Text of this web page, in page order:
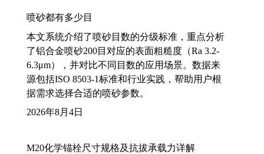
喷砂都有多少目
本文系统介绍了喷砂目数的分级标准，重点分析
了铝合金喷砂200目对应的表面粗糙度（Ra 3.2-
6.3μm），并对比不同目数的应用场景。数据来
源包括ISO 8503-1标准和行业实践，帮助用户根
据需求选择合适的喷砂参数。
2026年8月4日
M20化学锚栓尺寸规格及抗拔承载力详解